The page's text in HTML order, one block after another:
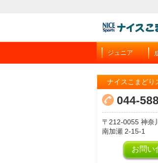
ジュニア
ナイスこまどり
044-
212-0055 神奈
南加瀬 2-15-1
お問い